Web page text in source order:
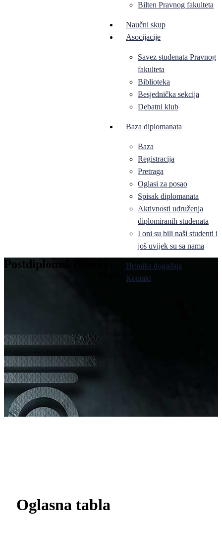
Bilten Pravnog fakulteta
Naučni skup
Asocijacije
Savez studenata Pravnog
fakulteta
Biblioteka
Besjednička sekcija
Debatni klub
Baza diplomanata
Baza
Registracija
Pretraga
Oglasi za posao
Spisak diplomanata
Aktivnosti udruženja
diplomiranih studenata
I oni su bili naši studenti i
još uvijek su sa nama
Hronika događaja
Kontakt
Postdiplomski studij
Oglasna tabla